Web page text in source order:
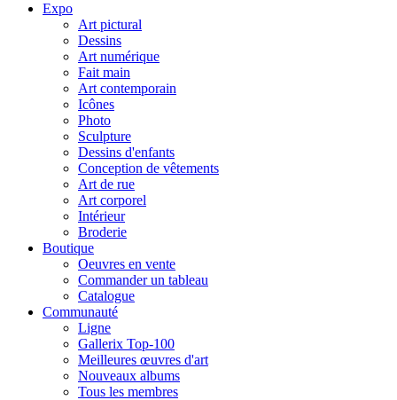
Expo
Art pictural
Dessins
Art numérique
Fait main
Art contemporain
Icônes
Photo
Sculpture
Dessins d'enfants
Conception de vêtements
Art de rue
Art corporel
Intérieur
Broderie
Boutique
Oeuvres en vente
Commander un tableau
Catalogue
Communauté
Ligne
Gallerix Top-100
Meilleures œuvres d'art
Nouveaux albums
Tous les membres